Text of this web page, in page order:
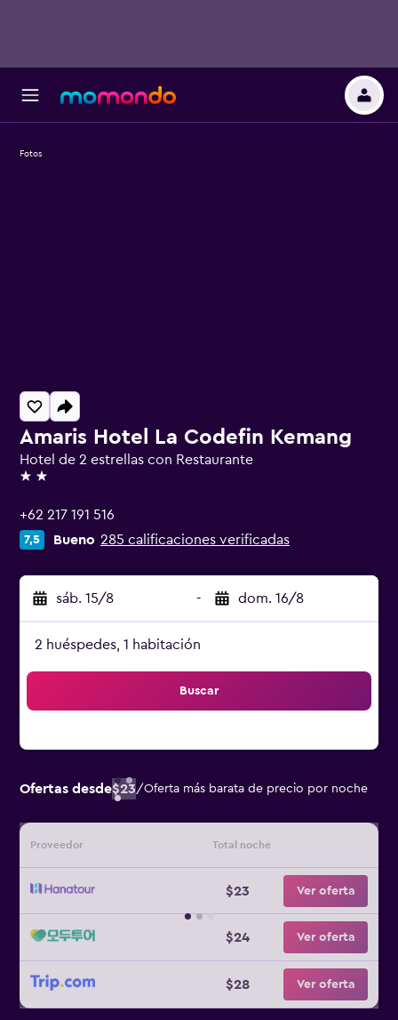
Amaris Hotel La Codefin Kemang
Hotel de 2 estrellas con Restaurante
2 estrellas
+62 217 191 516
7,5 Bueno 285 calificaciones verificadas
sáb. 15/8 - dom. 16/8
2 huéspedes, 1 habitación
Buscar
Ofertas desde$23/Oferta más barata de precio por noche
Proveedor Total noche
$23 Ver oferta
$24 Ver oferta
$28 Ver oferta
Fotos